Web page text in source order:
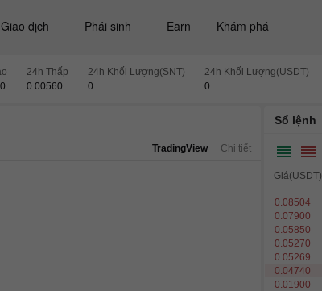
Giao dịch Phái sinh Earn Khám phá
24h Thấp
0.00560
24h Khối Lượng(SNT)
0
24h Khối Lượng(USDT)
0
TradingView Chi tiết
Sổ lệnh
Giá(USDT)
0.08504
0.07900
0.05850
0.05270
0.05269
0.04740
0.01900